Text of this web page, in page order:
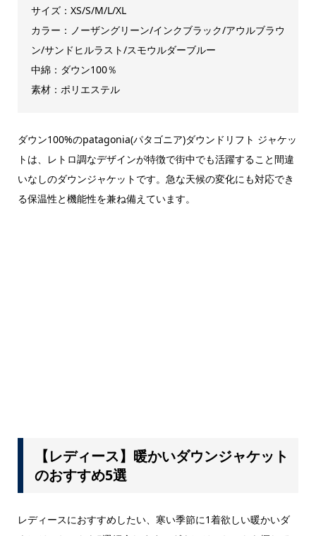
サイズ：XS/S/M/L/XL
カラー：ノーザングリーン/インクブラック/アウルブラウ
ン/サンドヒルラスト/スモウルダーブルー
中綿：ダウン100％
素材：ポリエステル
ダウン100%のpatagonia(パタゴニア)ダウンドリフト ジャケッ
トは、レトロ調なデザインが特徴で街中でも活躍すること間違
いなしのダウンジャケットです。急な天候の変化にも対応でき
る保温性と機能性を兼ね備えています。
【レディース】暖かいダウンジャケット
のおすすめ5選
レディースにおすすめしたい、寒い季節に1着欲しい暖かいダ